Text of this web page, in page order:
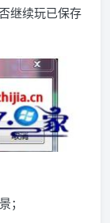
继续玩已保存
；